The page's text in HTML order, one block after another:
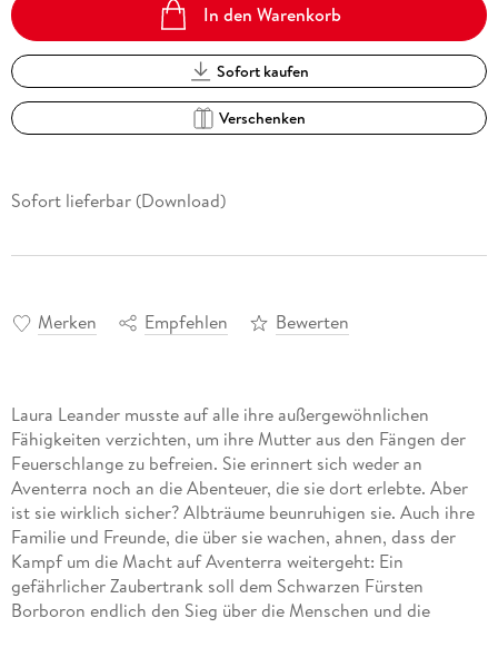
In den Warenkorb
Sofort kaufen
Verschenken
Sofort lieferbar (Download)
Merken Empfehlen Bewerten
Laura Leander musste auf alle ihre außergewöhnlichen
Fähigkeiten verzichten, um ihre Mutter aus den Fängen der
Feuerschlange zu befreien. Sie erinnert sich weder an
Aventerra noch an die Abenteuer, die sie dort erlebte. Aber
ist sie wirklich sicher? Albträume beunruhigen sie. Auch ihre
Familie und Freunde, die über sie wachen, ahnen, dass der
Kampf um die Macht auf Aventerra weitergeht: Ein
gefährlicher Zaubertrank soll dem Schwarzen Fürsten
Borboron endlich den Sieg über die Menschen und die